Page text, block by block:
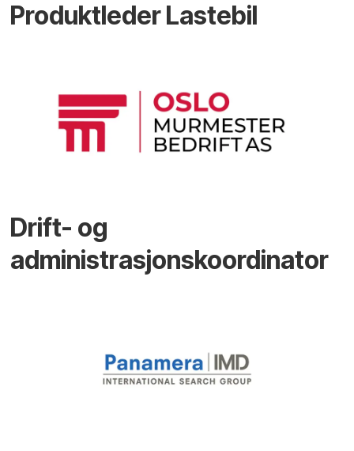
Produktleder Lastebil
Drift- og
administrasjonskoordinator